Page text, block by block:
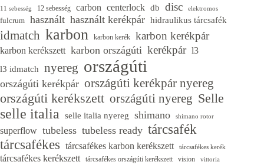
11 sebesség 12 sebesség carbon centerlock db disc elektromos
fulcrum használt használt kerékpár hidraulikus tárcsafék
idmatch karbon karbon kerék karbon kerékpár
karbon kerékszett karbon országúti kerékpár l3
l3 idmatch nyereg országúti
országúti kerékpár országúti kerékpár nyereg
országúti kerékszett országúti nyereg Selle
selle italia selle italia nyereg shimano shimano rotor
superflow tubeless tubeless ready tárcsafék
tárcsafékes tárcsafékes karbon kerékszett tárcsafékes kerék
tárcsafékes kerékszett tárcsafékes országúti kerékszett vision
vittoria